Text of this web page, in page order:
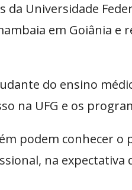
da Universidade
em Goiânia
do ensino
na UFG e os
podem conhecer
na